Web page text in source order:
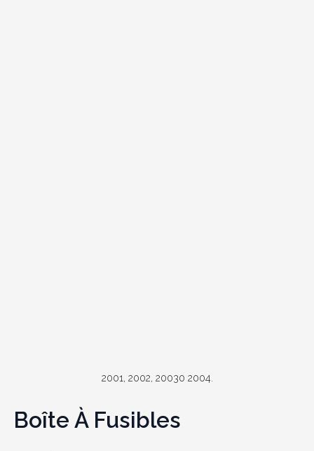
2001, 2002, 20030 2004.
Boîte À Fusibles